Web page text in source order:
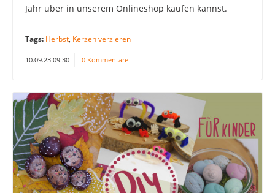
Jahr über in unserem Onlineshop kaufen kannst.
Tags: Herbst, Kerzen verzieren
10.09.23 09:30 0 Kommentare